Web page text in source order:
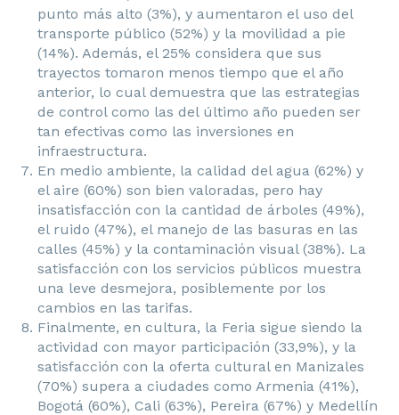
punto más alto (3%), y aumentaron el uso del
transporte público (52%) y la movilidad a pie
(14%). Además, el 25% considera que sus
trayectos tomaron menos tiempo que el año
anterior, lo cual demuestra que las estrategias
de control como las del último año pueden ser
tan efectivas como las inversiones en
infraestructura.
En medio ambiente, la calidad del agua (62%) y
el aire (60%) son bien valoradas, pero hay
insatisfacción con la cantidad de árboles (49%),
el ruido (47%), el manejo de las basuras en las
calles (45%) y la contaminación visual (38%). La
satisfacción con los servicios públicos muestra
una leve desmejora, posiblemente por los
cambios en las tarifas.
Finalmente, en cultura, la Feria sigue siendo la
actividad con mayor participación (33,9%), y la
satisfacción con la oferta cultural en Manizales
(70%) supera a ciudades como Armenia (41%),
Bogotá (60%), Cali (63%), Pereira (67%) y Medellín